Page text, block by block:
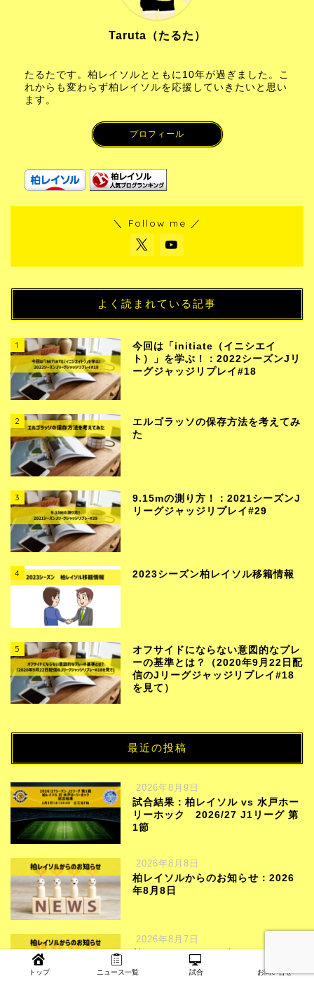
Taruta（たるた）
たるたです。柏レイソルとともに10年が過ぎました。こ
れからも変わらず柏レイソルを応援していきたいと思い
ます。
プロフィール
＼ Follow me ／
よく読まれている記事
1
今回は「initiate（イニシエイ
ト）」を学ぶ！：2022シーズンJリ
ーグジャッジリプレイ#18
2
エルゴラッソの保存方法を考えてみ
た
3
9.15mの測り方！：2021シーズンJ
リーグジャッジリプレイ#29
4 2023シーズン柏レイソル移籍情報
5
オフサイドにならない意図的なプレ
ーの基準とは？（2020年9月22日配
信のJリーグジャッジリプレイ#18
を見て）
最近の投稿
2026年8月9日
試合結果：柏レイソル vs 水戸ホー
リーホック 2026/27 J1リーグ 第
1節
2026年8月8日
柏レイソルからのお知らせ：2026
年8月8日
2026年8月7日
柏レイソルからのお知らせ：2026
年8月7日
トップ ニュース一覧 試合 お問い合せ